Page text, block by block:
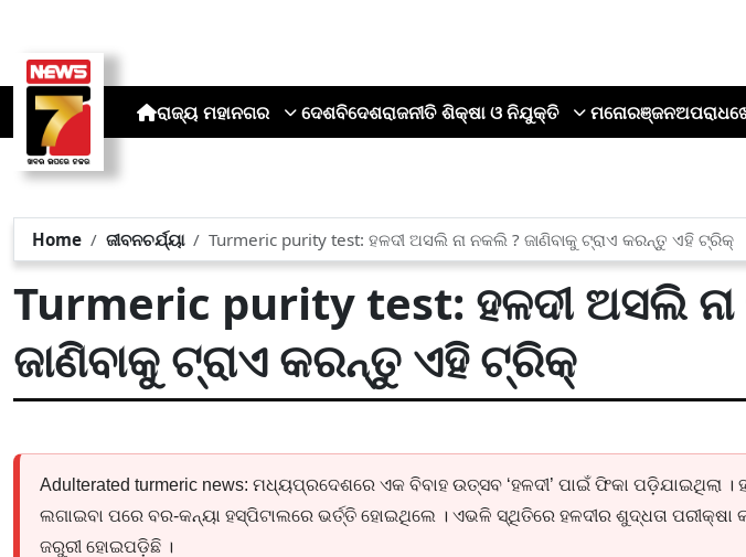
ରାଜ୍ୟ ମହାନଗର ଦେଶବିଦେଶରାଜନୀତି ଶିକ୍ଷା ଓ ନିଯୁକ୍ତି ମନୋରଞ୍ଜନଅପରାଧ
Home ଜୀବନଚର୍ଯ୍ୟା Turmeric purity test: ହଳଦୀ ଅସଲି ନା ନକଲି ? ଜାଣିବାକୁ ଟ୍ରାଏ କରନ୍ତୁ ଏହି ଟ୍ରିକ୍
Turmeric purity test: ହଳଦୀ ଅସଲି
ଜାଣିବାକୁ ଟ୍ରାଏ କରନ୍ତୁ ଏହି ଟ୍ରିକ୍
Adulterated turmeric news: ମଧ୍ୟପ୍ରଦେଶରେ ଏକ ବିବାହ ଉତ୍ସବ ‘ହଳଦୀ’ ପାଇଁ ଫିକା ପଡ଼ିଯାଇଥିଲା ।
ଲଗାଇବା ପରେ ବର-କନ୍ୟା ହସ୍ପିଟାଲରେ ଭର୍ତ୍ତି ହୋଇଥିଲେ । ଏଭଳି ସ୍ଥିତିରେ ହଳଦୀର ଶୁଦ୍ଧତା ପରୀକ୍ଷା
ଜରୁରୀ ହୋଇପଡ଼ିଛି ।